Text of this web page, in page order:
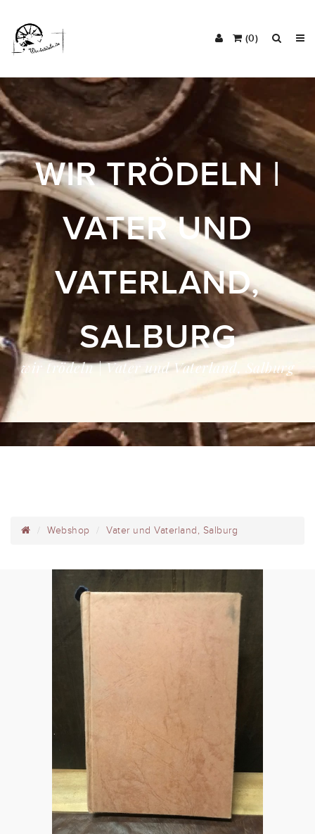
(0)
WIR TRÖDELN |
VATER UND
VATERLAND,
SALBURG
wir trödeln | Vater und Vaterland, Salburg
Webshop Vater und Vaterland, Salburg